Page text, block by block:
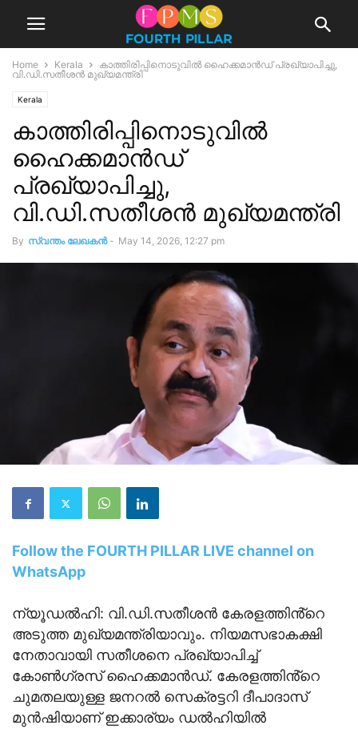
Home Kerala
കാത്തിരിപ്പിനൊടുവിൽ ഹൈക്കമാൻഡ് പ്രഖ്യാപിച്ചു,
വി.ഡി.സതീശൻ മുഖ്യമന്ത്രി
Kerala
കാത്തിരിപ്പിനൊടുവിൽ
ഹൈക്കമാൻഡ്
പ്രഖ്യാപിച്ചു,
വി.ഡി.സതീശൻ മുഖ്യമന്ത്രി
By സ്വന്തം ലേഖകന്‍ - May 14, 2026, 12:27 pm
Follow the FOURTH PILLAR LIVE channel on
WhatsApp
ന്യൂഡൽഹി: വി.ഡി.സതീശൻ കേരളത്തിൻ്റെ
അടുത്ത മുഖ്യമന്ത്രിയാവും. നിയമസഭാകക്ഷി
നേതാവായി സതീശനെ പ്രഖ്യാപിച്ച്
കോൺഗ്രസ് ഹൈക്കമാൻഡ്. കേരളത്തിൻ്റെ
ചുമതലയുള്ള ജനറൽ സെക്രട്ടറി ദീപാദാസ്
മുൻഷിയാണ് ഇക്കാര്യം ‍ഡൽഹിയിൽ